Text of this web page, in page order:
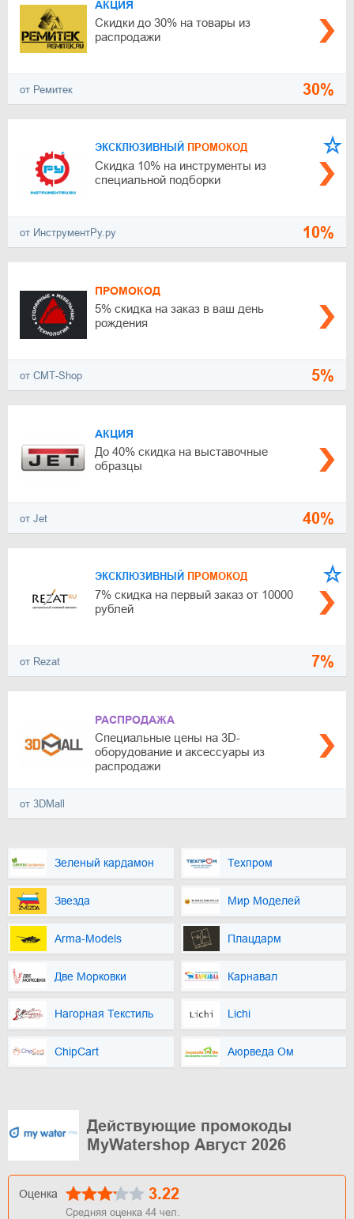
АКЦИЯ
Скидки до 30% на товары из
распродажи
от Ремитек 30%
ЭКСКЛЮЗИВНЫЙ ПРОМОКОД
Скидка 10% на инструменты из
специальной подборки
от ИнструментРу.ру 10%
ПРОМОКОД
5% скидка на заказ в ваш день
рождения
от СМТ-Shop 5%
АКЦИЯ
До 40% скидка на выставочные
образцы
от Jet 40%
ЭКСКЛЮЗИВНЫЙ ПРОМОКОД
7% скидка на первый заказ от 10000
рублей
от Rezat 7%
РАСПРОДАЖА
Специальные цены на 3D-
оборудование и аксессуары из
распродажи
от 3DMall
Зеленый кардамон Техпром
Звезда Мир Моделей
Arma-Models Плацдарм
Две Морковки Карнавал
Нагорная Текстиль Lichi
ChipCart Аюрведа Ом
Действующие промокоды
MyWatershop Август 2026
Оценка 3.22
Средняя оценка 44 чел.